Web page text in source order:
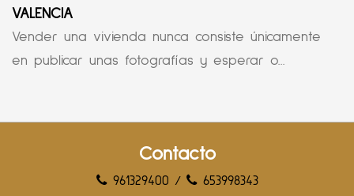
VALENCIA
Vender una vivienda nunca consiste únicamente
en publicar unas fotografías y esperar o...
Contacto
961329400 /
653998343